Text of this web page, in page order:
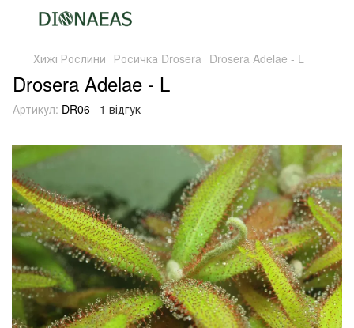
Хижі Рослини Росичка Drosera Drosera Adelae - L
Drosera Adelae - L
Артикул: DR06 1 відгук